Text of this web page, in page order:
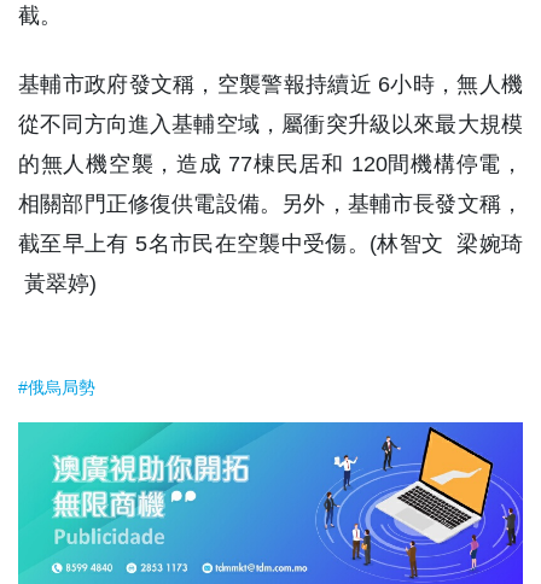
截。
基輔市政府發文稱，空襲警報持續近 6小時，無人機
從不同方向進入基輔空域，屬衝突升級以來最大規模
的無人機空襲，造成 77棟民居和 120間機構停電，
相關部門正修復供電設備。另外，基輔市長發文稱，
截至早上有 5名市民在空襲中受傷。(林智文 梁婉琦
黃翠婷)
#俄烏局勢